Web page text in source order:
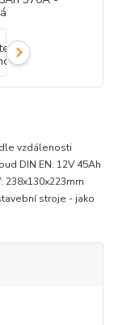
vzdálenosti
DIN EN: 12V 45Ah
stroje - jako